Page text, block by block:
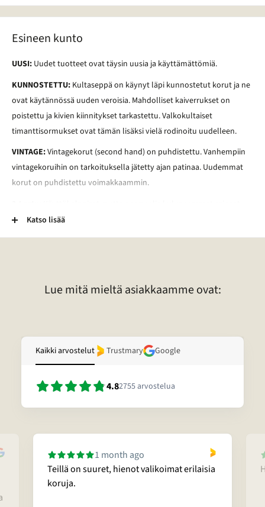
Esineen kunto
UUSI: Uudet tuotteet ovat täysin uusia ja käyttämättömiä.
KUNNOSTETTU: Kultaseppä on käynyt läpi kunnostetut korut ja ne
ovat käytännössä uuden veroisia. Mahdolliset kaiverrukset on
poistettu ja kivien kiinnitykset tarkastettu. Valkokultaiset
timanttisormukset ovat tämän lisäksi vielä rodinoitu uudelleen.
VINTAGE:Vintagekorut (second hand) on puhdistettu. Vanhempiin
vintagekoruihin on tarkoituksella jätetty ajan patinaa. Uudemmat
korut on puhdistettu voimakkaammin.
Esineessä voi esimerkiksi olla kaiverrus, vääntymä, painauma tai
tummentuma. Pronssikoruissa voi esimerkiksi olla kulunut
Katso lisää
Lue mitä mieltä asiakkaamme ovat:
Kaikki arvostelut Trustmary Google
4.82755arvostelua
1 month ago
Teillä on suuret, hienot valikoimat erilaisia
koruja.